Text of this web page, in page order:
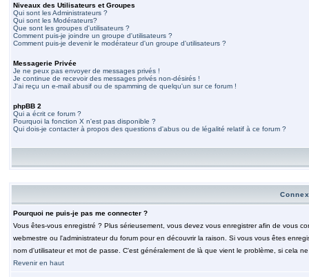
Niveaux des Utilisateurs et Groupes
Qui sont les Administrateurs ?
Qui sont les Modérateurs?
Que sont les groupes d'utilisateurs ?
Comment puis-je joindre un groupe d'utilisateurs ?
Comment puis-je devenir le modérateur d'un groupe d'utilisateurs ?
Messagerie Privée
Je ne peux pas envoyer de messages privés !
Je continue de recevoir des messages privés non-désirés !
J'ai reçu un e-mail abusif ou de spamming de quelqu'un sur ce forum !
phpBB 2
Qui a écrit ce forum ?
Pourquoi la fonction X n'est pas disponible ?
Qui dois-je contacter à propos des questions d'abus ou de légalité relatif à ce forum ?
Pourquoi ne puis-je pas me connecter ?
Vous êtes-vous enregistré ? Plus sérieusement, vous devez vous enregistrer afin de vous
webmestre ou l'administrateur du forum pour en découvrir la raison. Si vous vous êtes
nom d'utilisateur et mot de passe. C'est généralement de là que vient le problème, si cela
Revenir en haut